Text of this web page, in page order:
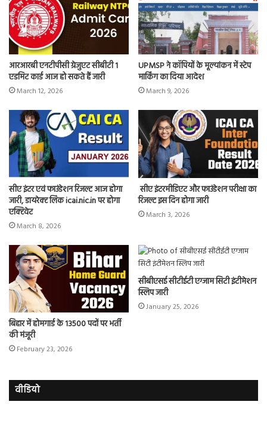
आरआरबी एनटीपीसी ग्रेजुएट सीबीटी 1
एडमिट कार्ड आज हो सकते हैं जारी
March 12, 2026
UPMSP ने कॉपियों के मूल्यांकन में स्टेप
मार्किंग का दिया आदेश
March 9, 2026
सीए इंटर एवं फाउंडेशन रिजल्ट आज होगा
जारी, डायरेक्ट लिंक icai.nic.in पर होगा
एक्टिवेट
March 8, 2026
सीए इंटरमीडिएट और फाउंडेशन परीक्षा का
रिजल्ट इस दिन होगा जारी
March 3, 2026
बिहार में होमगार्ड के 13500 पदों पर भर्ती
की मंजूरी
February 23, 2026
सीबीएसई सीटीईटी एग्जाम सिटी इंटीमेशन
स्लिप जारी
January 25, 2026
वीडियो